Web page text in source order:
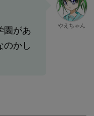
園があ
のかし
やえちゃん